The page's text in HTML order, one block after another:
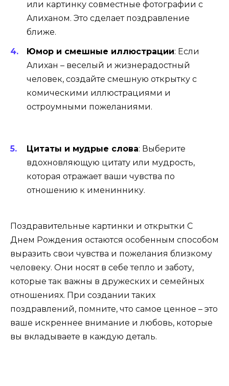
или картинку совместные фотографии с
Алиханом. Это сделает поздравление
ближе.
Юмор и смешные иллюстрации: Если
Алихан – веселый и жизнерадостный
человек, создайте смешную открытку с
комическими иллюстрациями и
остроумными пожеланиями.
Цитаты и мудрые слова: Выберите
вдохновляющую цитату или мудрость,
которая отражает ваши чувства по
отношению к имениннику.
Поздравительные картинки и открытки С
Днем Рождения остаются особенным способом
выразить свои чувства и пожелания близкому
человеку. Они носят в себе тепло и заботу,
которые так важны в дружеских и семейных
отношениях. При создании таких
поздравлений, помните, что самое ценное – это
ваше искреннее внимание и любовь, которые
вы вкладываете в каждую деталь.